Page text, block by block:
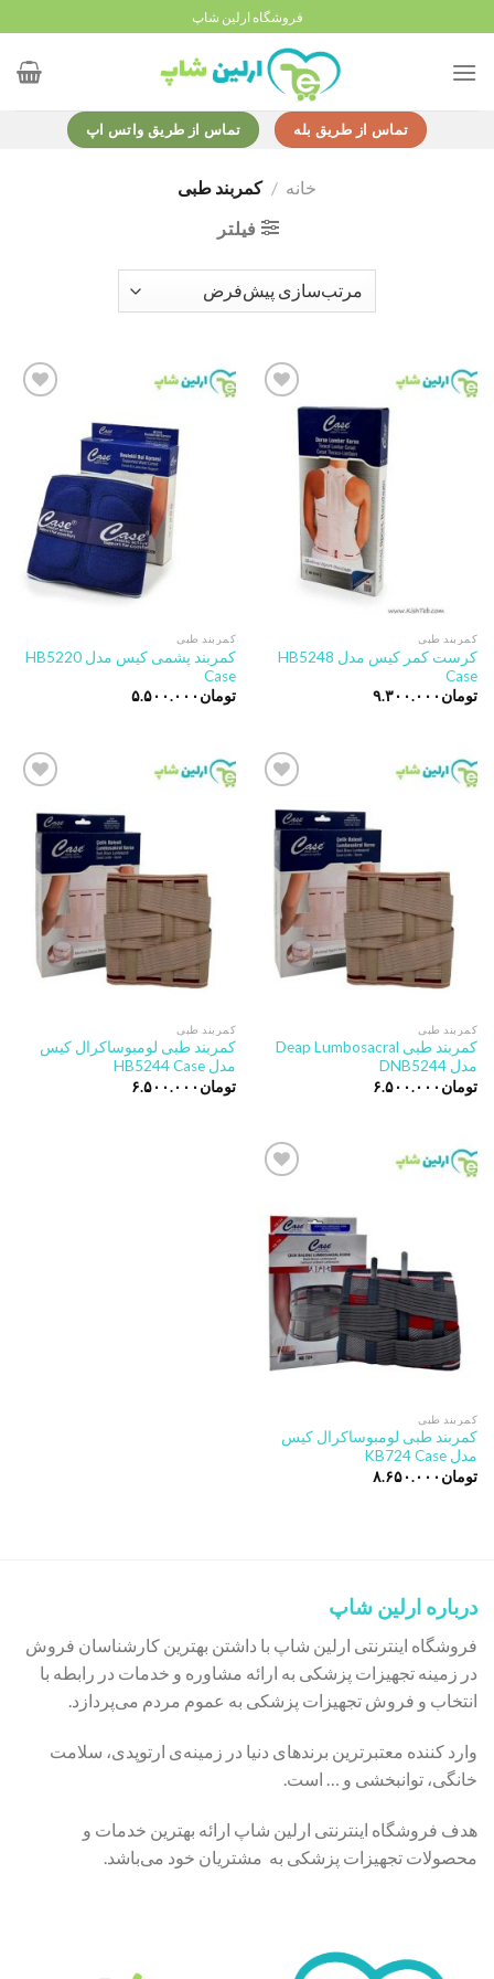
to
content
فروشگاه ارلین شاپ
تماس از طریق بله تماس از طریق واتس اپ
خانه / کمربند طبی
فیلتر
کمربند طبی
کرست کمر کیس مدل HB5248
Case
تومان ۹.۳۰۰.۰۰۰
کمربند طبی
کمربند پشمی کیس مدل HB5220
Case
تومان ۵.۵۰۰.۰۰۰
Add to
wishlist
کمربند طبی
کمربند طبی Deap Lumbosacral
مدل DNB5244
تومان ۶.۵۰۰.۰۰۰
Add to
wishlist
کمربند طبی
کمربند طبی لومبوساکرال کیس
مدل HB5244 Case
تومان ۶.۵۰۰.۰۰۰
Add to
wishlist
کمربند طبی
کمربند طبی لومبوساکرال کیس
مدل KB724 Case
تومان ۸.۶۵۰.۰۰۰
درباره ارلین شاپ
فروشگاه اینترنتی ارلین شاپ با داشتن بهترین کارشناسان فروش
در زمینه تجهیزات پزشکی به ارائه مشاوره و خدمات در رابطه با
انتخاب و فروش تجهیزات پزشکی به عموم مردم می‌پردازد.
وارد کننده معتبرترین برندهای دنیا در زمینه‌ی ارتوپدی، سلامت
خانگی، توانبخشی و … است.
هدف فروشگاه اینترنتی ارلین شاپ ارائه بهترین خدمات و
محصولات تجهیزات پزشکی به مشتریان خود می‌باشد.